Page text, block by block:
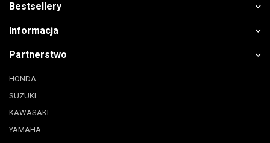
Bestsellery
Informacja
Partnerstwo
HONDA
SUZUKI
KAWASAKI
YAMAHA